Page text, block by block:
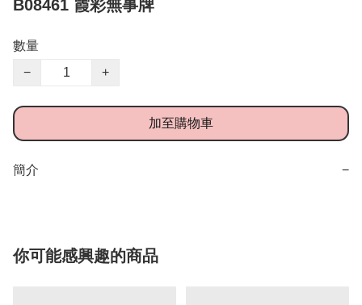
B08461 霞彩無事牌
數量
−
+
加至購物車
簡介 −
你可能感興趣的商品